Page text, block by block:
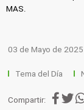
MAS.
03 de Mayo de
Tema del Día
Compartir: